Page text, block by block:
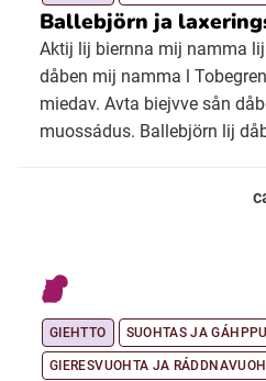
Arli (Romska)
Resanderomani (Romska)
Ballebjörn ja
Aktij lij biernna mij namma
dåben mij namma l
miedav. Avta biejvve sån
muossádus. Ballebjörn lij
GIEHTTO SUOHTAS JA
GIERESVUOHTA JA